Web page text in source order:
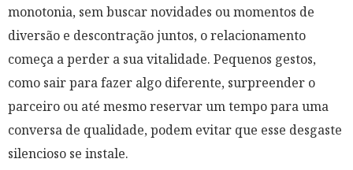
monotonia, sem buscar novidades ou momentos de
diversão e descontração juntos, o relacionamento
começa a perder a sua vitalidade. Pequenos gestos,
como sair para fazer algo diferente, surpreender o
parceiro ou até mesmo reservar um tempo para uma
conversa de qualidade, podem evitar que esse desgaste
silencioso se instale.